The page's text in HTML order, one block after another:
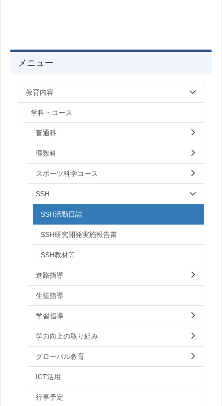
メニュー
教育内容
学科・コース
普通科
理数科
スポーツ科学コース
SSH
SSH活動日誌
SSH研究開発実施報告書
SSH教材等
進路指導
生徒指導
学習指導
学力向上の取り組み
グローバル教育
ICT活用
行事予定